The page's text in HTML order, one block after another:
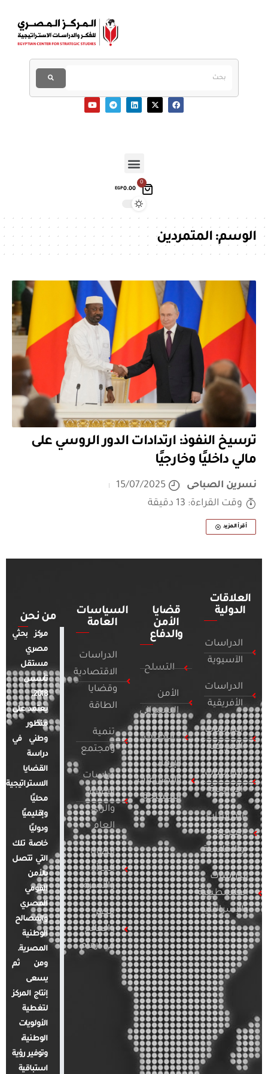
0
EGP0.00
الوسم:المتمردين
ترسيخ النفوذ: ارتدادات الدور الروسي على
مالي داخليًا وخارجيًا
نسرين الصباحى
15/07/2025
وقت القراءة: 13 دقيقة
أقرأ المزيد
العلاقات
الدولية
الدراسات
الآسيوية
الدراسات
الأفريقية
الدراسات
الأمريكية
الدراسات
الأوروبية
الدراسات
العربية
والإقليمية
الدراسات
الفلسطينية
والإسرائيلية
قضايا
الأمن
والدفاع
التسلح
الأمن
السيبراني
التطرف
الإرهاب
والصراعات
المسلحة
السياسات
العامة
الدراسات
الاقتصادية
وقضايا
الطاقة
تنمية
ومجتمع
دراسات
الإعلام
والرأي
العام
قضايا
المرأة
والأسرة
مصر
والعالم
في أرقام
من نحن
مركز بحثي
مصري
مستقل
تأسس
2018.
يعتمد على
منظور
وطني في
دراسة
القضايا
الاستراتيجية
محليًا
وإقليميًا
ودوليًا
خاصة تلك
التي تتصل
بالأمن
القومي
المصري
والمصالح
الوطنية
المصرية.
ومن ثم
يسعى
إنتاج المركز
لتغطية
الأولويات
الوطنية،
وتوفير رؤية
استباقية